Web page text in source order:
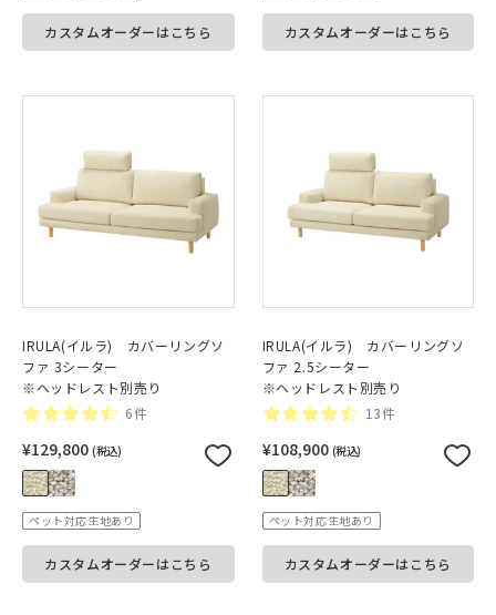
カスタムオーダーはこちら カスタムオーダーはこちら
IRULA(イルラ) カバーリングソ
ファ 3シーター
※ヘッドレスト別売り
6件
¥129,800 (税込)
ペット対応生地あり
カスタムオーダーはこちら
IRULA(イルラ) カバーリングソ
ファ 2.5シーター
※ヘッドレスト別売り
13件
¥108,900 (税込)
ペット対応生地あり
カスタムオーダーはこちら